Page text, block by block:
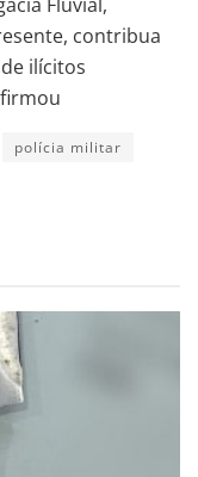
contribua
ilícitos
polícia militar